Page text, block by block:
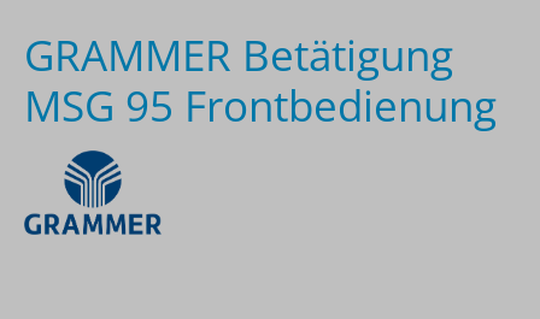
GRAMMER Betätigung
MSG 95 Frontbedienung